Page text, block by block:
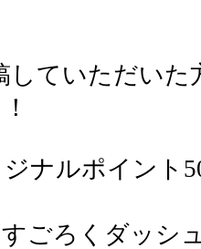
していただいた
ナルポイント
くダッシュ